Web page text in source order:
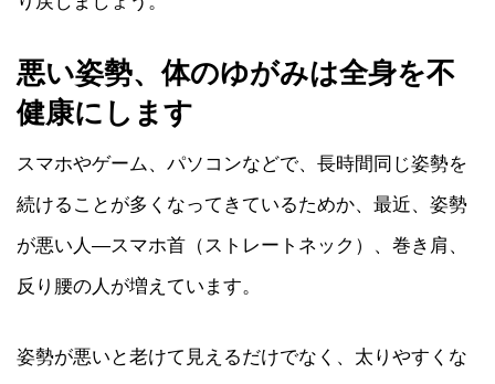
悪い姿勢、体のゆがみは全身を不
健康にします
スマホやゲーム、パソコンなどで、長時間同じ姿勢を
続けることが多くなってきているためか、最近、姿勢
が悪い人―スマホ首（ストレートネック）、巻き肩、
反り腰の人が増えています。
姿勢が悪いと老けて見えるだけでなく、太りやすくな